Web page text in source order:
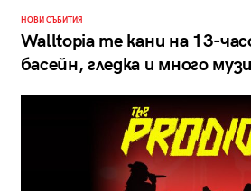
НОВИ СЪБИТИЯ
Walltopia те кани на 13-
басейн, гледка и много